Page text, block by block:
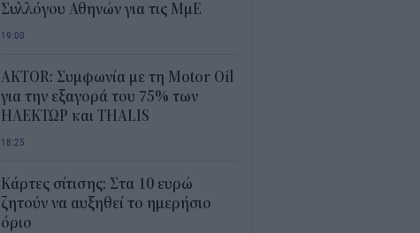
Συλλόγου Αθηνών για τις ΜμΕ
19:00
AKTOR: Συμφωνία με τη Motor Oil
για την εξαγορά του 75% των
ΗΛΕΚΤΩΡ και THALIS
18:25
Κάρτες σίτισης: Στα 10 ευρώ
ζητούν να αυξηθεί το ημερήσιο
όριο